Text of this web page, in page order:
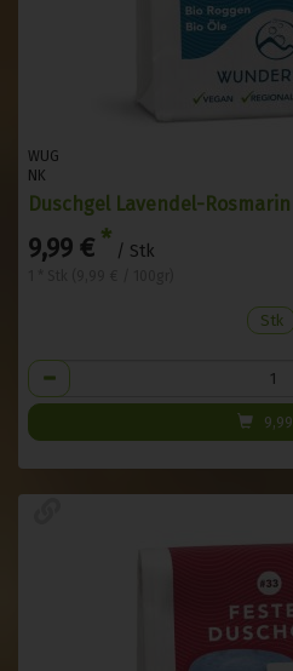
WUG
NK
Duschgel Lavendel-Rosmarin
9,99 € * / Stk
Stk
Anzahl
9,99